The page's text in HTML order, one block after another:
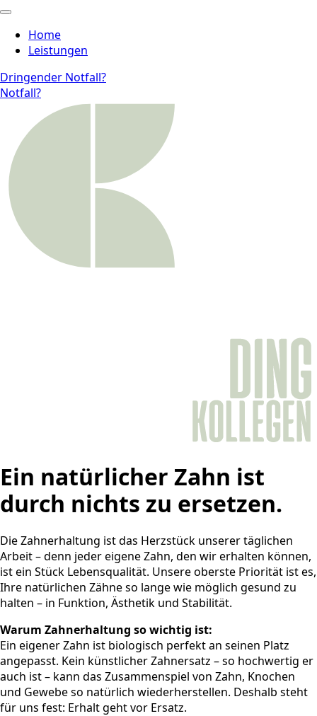
Home
Leistungen
Dringender Notfall?
Notfall?
Ein natürlicher Zahn ist
durch nichts zu ersetzen.
Die Zahnerhaltung ist das Herzstück unserer täglichen
Arbeit – denn jeder eigene Zahn, den wir erhalten können,
ist ein Stück Lebensqualität. Unsere oberste Priorität ist es,
Ihre natürlichen Zähne so lange wie möglich gesund zu
halten – in Funktion, Ästhetik und Stabilität.
Warum Zahnerhaltung so wichtig ist:
Ein eigener Zahn ist biologisch perfekt an seinen Platz
angepasst. Kein künstlicher Zahnersatz – so hochwertig er
auch ist – kann das Zusammenspiel von Zahn, Knochen
und Gewebe so natürlich wiederherstellen. Deshalb steht
für uns fest: Erhalt geht vor Ersatz.